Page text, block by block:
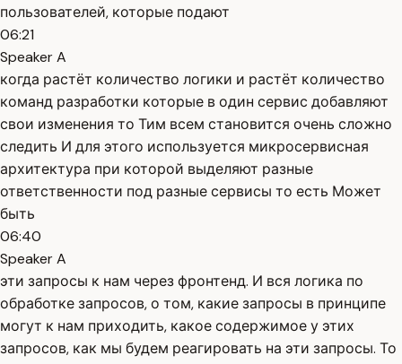
пользователей, которые подают
06:21
Speaker A
когда растёт количество логики и растёт количество
команд разработки которые в один сервис добавляют
свои изменения то Тим всем становится очень сложно
следить И для этого используется микросервисная
архитектура при которой выделяют разные
ответственности под разные сервисы то есть Может
быть
06:40
Speaker A
эти запросы к нам через фронтенд. И вся логика по
обработке запросов, о том, какие запросы в принципе
могут к нам приходить, какое содержимое у этих
запросов, как мы будем реагировать на эти запросы. То